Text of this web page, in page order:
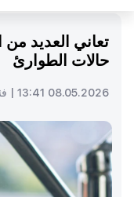
تعاني العديد من
حالات الطوارئ
08.05.2026 13:41 |